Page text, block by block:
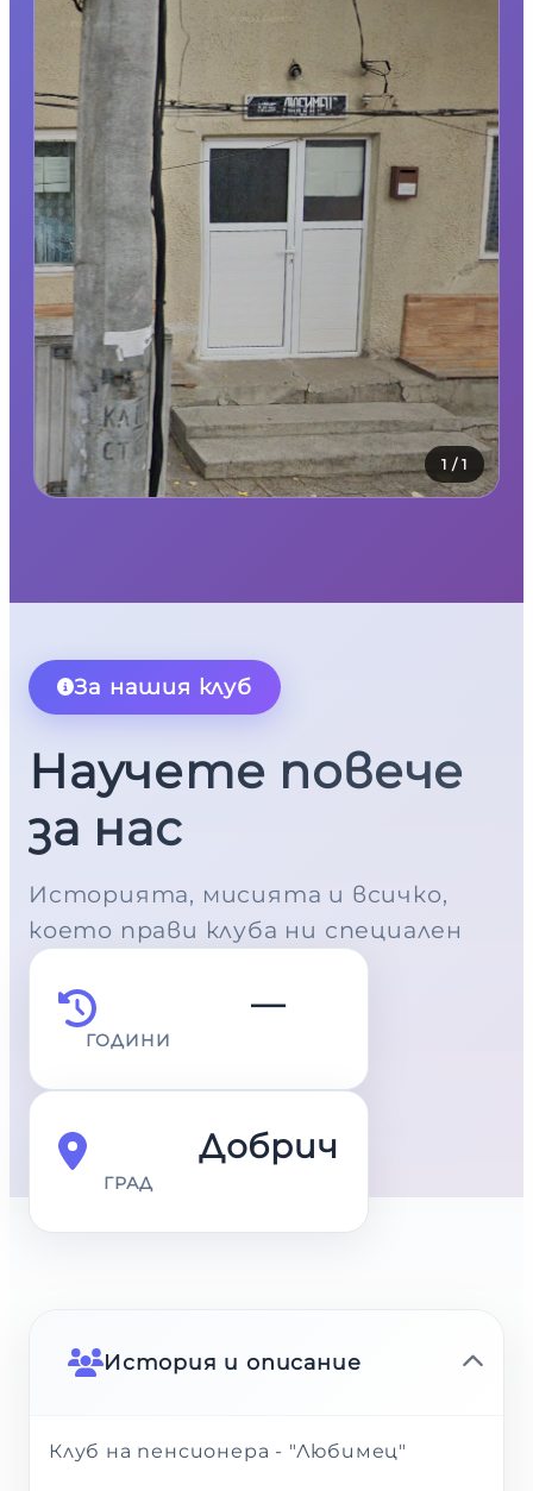
1 /1
За нашия клуб
Научете повече
за нас
Историята, мисията и всичко,
което прави клуба ни специален
—
ГОДИНИ
Добрич
ГРАД
История и описание
Клуб на пенсионера - "Любимец"